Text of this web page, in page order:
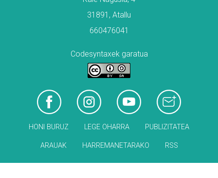
31891, Atallu
660476041
Codesyntaxek garatua
HONI BURUZ LEGE OHARRA PUBLIZITATEA
ARAUAK HARREMANETARAKO RSS